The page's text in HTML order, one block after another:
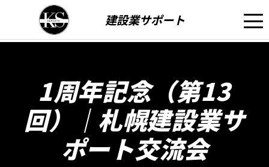
建設業サポート
1周年記念（第13
回）｜札幌建設業サ
ポート交流会